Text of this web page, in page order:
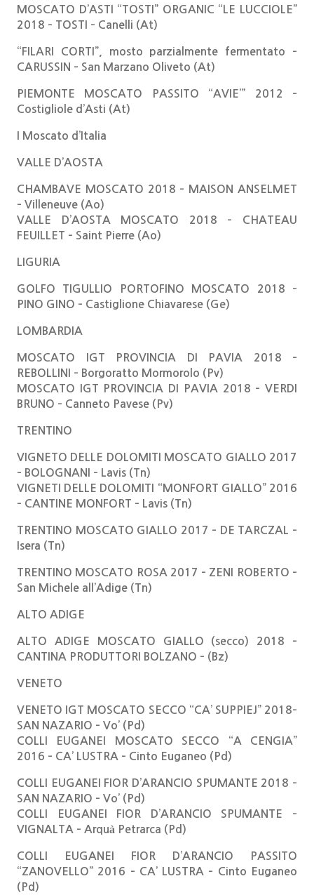
MOSCATO D’ASTI “TOSTI” ORGANIC “LE LUCCIOLE”
2018 – TOSTI – Canelli (At)
“FILARI CORTI”, mosto parzialmente fermentato –
CARUSSIN – San Marzano Oliveto (At)
PIEMONTE MOSCATO PASSITO “AVIE’” 2012 –
Costigliole d’Asti (At)
I Moscato d’Italia
VALLE D’AOSTA
CHAMBAVE MOSCATO 2018 – MAISON ANSELMET
– Villeneuve (Ao)
VALLE D’AOSTA MOSCATO 2018 – CHATEAU
FEUILLET – Saint Pierre (Ao)
LIGURIA
GOLFO TIGULLIO PORTOFINO MOSCATO 2018 –
PINO GINO – Castiglione Chiavarese (Ge)
LOMBARDIA
MOSCATO IGT PROVINCIA DI PAVIA 2018 –
REBOLLINI – Borgoratto Mormorolo (Pv)
MOSCATO IGT PROVINCIA DI PAVIA 2018 – VERDI
BRUNO – Canneto Pavese (Pv)
TRENTINO
VIGNETO DELLE DOLOMITI MOSCATO GIALLO 2017
– BOLOGNANI – Lavis (Tn)
VIGNETI DELLE DOLOMITI “MONFORT GIALLO” 2016
– CANTINE MONFORT – Lavis (Tn)
TRENTINO MOSCATO GIALLO 2017 – DE TARCZAL –
Isera (Tn)
TRENTINO MOSCATO ROSA 2017 – ZENI ROBERTO –
San Michele all’Adige (Tn)
ALTO ADIGE
ALTO ADIGE MOSCATO GIALLO (secco) 2018 –
CANTINA PRODUTTORI BOLZANO – (Bz)
VENETO
VENETO IGT MOSCATO SECCO “CA’ SUPPIEJ” 2018–
SAN NAZARIO – Vo’ (Pd)
COLLI EUGANEI MOSCATO SECCO “A CENGIA”
2016 – CA’ LUSTRA – Cinto Euganeo (Pd)
COLLI EUGANEI FIOR D’ARANCIO SPUMANTE 2018 –
SAN NAZARIO – Vo’ (Pd)
COLLI EUGANEI FIOR D’ARANCIO SPUMANTE –
VIGNALTA – Arquà Petrarca (Pd)
COLLI EUGANEI FIOR D’ARANCIO PASSITO
“ZANOVELLO” 2016 – CA’ LUSTRA – Cinto Euganeo
(Pd)